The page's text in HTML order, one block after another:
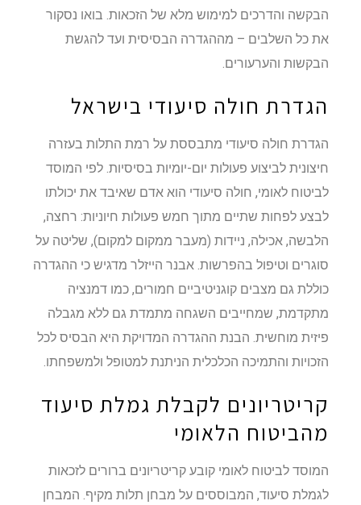
הבקשה והדרכים למימוש מלא של הזכאות. בואו נסקור
את כל השלבים – מההגדרה הבסיסית ועד להגשת
הבקשות והערעורים.
הגדרת חולה סיעודי בישראל
הגדרת חולה סיעודי מתבססת על רמת התלות בעזרה
חיצונית לביצוע פעולות יום-יומיות בסיסיות. לפי המוסד
לביטוח לאומי, חולה סיעודי הוא אדם שאיבד את יכולתו
לבצע לפחות שתיים מתוך חמש פעולות חיוניות: רחצה,
הלבשה, אכילה, ניידות (מעבר ממקום למקום), שליטה על
סוגרים וטיפול בהפרשות. אבנר הייזלר מדגיש כי ההגדרה
כוללת גם מצבים קוגניטיביים חמורים, כמו דמנציה
מתקדמת, שמחייבים השגחה מתמדת גם ללא מגבלה
פיזית מוחשית. הבנת ההגדרה המדויקת היא הבסיס לכל
הזכויות והתמיכה הכלכלית הניתנת למטופל ולמשפחתו.
קריטריונים לקבלת גמלת סיעוד
מהביטוח הלאומי
המוסד לביטוח לאומי קובע קריטריונים ברורים לזכאות
לגמלת סיעוד, המבוססים על מבחן תלות מקיף. המבחן